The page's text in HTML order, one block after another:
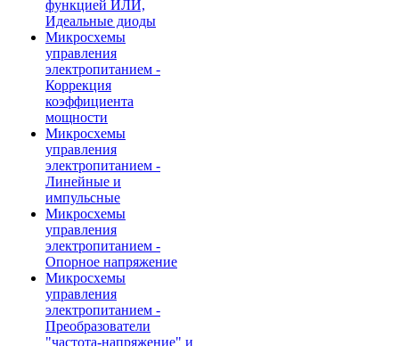
функцией ИЛИ,
Идеальные диоды
Микросхемы
управления
электропитанием -
Коррекция
коэффициента
мощности
Микросхемы
управления
электропитанием -
Линейные и
импульсные
Микросхемы
управления
электропитанием -
Опорное напряжение
Микросхемы
управления
электропитанием -
Преобразователи
"частота-напряжение" и